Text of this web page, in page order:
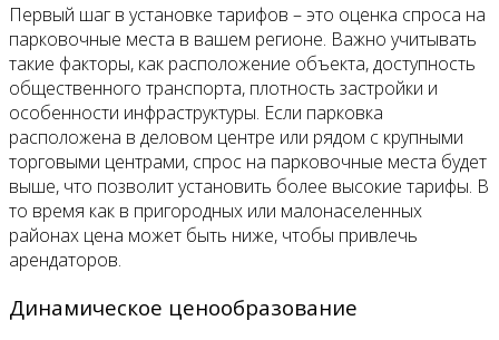
Первый шаг в установке тарифов – это оценка спроса на
парковочные места в вашем регионе. Важно учитывать
такие факторы, как расположение объекта, доступность
общественного транспорта, плотность застройки и
особенности инфраструктуры. Если парковка
расположена в деловом центре или рядом с крупными
торговыми центрами, спрос на парковочные места будет
выше, что позволит установить более высокие тарифы. В
то время как в пригородных или малонаселенных
районах цена может быть ниже, чтобы привлечь
арендаторов.
Динамическое ценообразование